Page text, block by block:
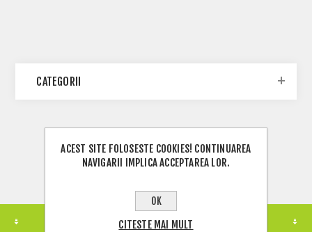
CATEGORII
LOCATIE MAGAZIN
ACEST SITE FOLOSESTE COOKIES! CONTINUAREA
NAVIGARII IMPLICA ACCEPTAREA LOR.
OK
CITESTE MAI MULT